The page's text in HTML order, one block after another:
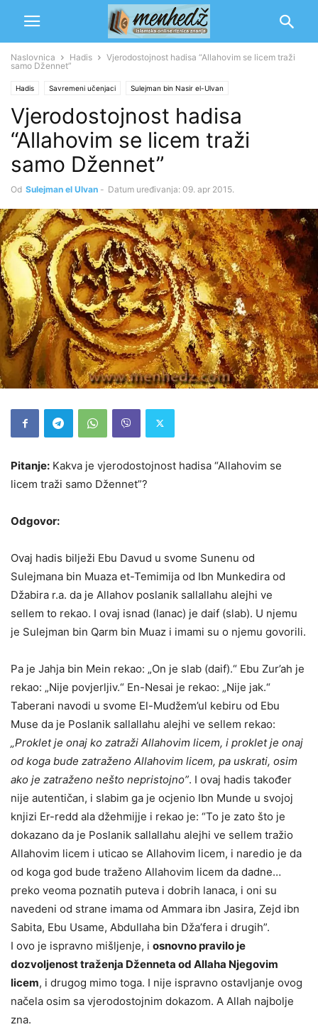
Naslovnica Hadis
Vjerodostojnost hadisa “Allahovim se licem traži
samo Džennet”
Hadis Savremeni učenjaci Sulejman bin Nasir el-Ulvan
Vjerodostojnost hadisa
“Allahovim se licem traži
samo Džennet”
Od Sulejman el Ulvan - Datum uređivanja: 09. apr 2015.
Pitanje: Kakva je vjerodostojnost hadisa “Allahovim se
licem traži samo Džennet”?
Odgovor:
Ovaj hadis bilježi Ebu Davud u svome Sunenu od
Sulejmana bin Muaza et-Temimija od Ibn Munkedira od
Džabira r.a. da je Allahov poslanik sallallahu alejhi ve
sellem to rekao. I ovaj isnad (lanac) je daif (slab). U njemu
je Sulejman bin Qarm bin Muaz i imami su o njemu govorili.
Pa je Jahja bin Mein rekao: „On je slab (daif).“ Ebu Zur’ah je
rekao: „Nije povjerljiv.“ En-Nesai je rekao: „Nije jak.“
Taberani navodi u svome El-Mudžem’ul kebiru od Ebu
Muse da je Poslanik sallallahu alejhi ve sellem rekao:
„Proklet je onaj ko zatraži Allahovim licem, i proklet je onaj
od koga bude zatraženo Allahovim licem, pa uskrati, osim
ako je zatraženo nešto nepristojno”. I ovaj hadis također
nije autentičan, i slabim ga je ocjenio Ibn Munde u svojoj
knjizi Er-redd ala džehmijje i rekao je: “To je zato što je
dokazano da je Poslanik sallallahu alejhi ve sellem tražio
Allahovim licem i uticao se Allahovim licem, i naredio je da
od koga god bude traženo Allahovim licem da dadne…
preko veoma poznatih puteva i dobrih lanaca, i oni su
navedeni od strane imama od Ammara ibn Jasira, Zejd ibn
Sabita, Ebu Usame, Abdullaha bin Dža’fera i drugih”.
I ovo je ispravno mišljenje, i osnovno pravilo je
dozvoljenost traženja Dženneta od Allaha Njegovim
licem, i drugog mimo toga. I nije ispravno ostavljanje ovog
načela osim sa vjerodostojnim dokazom. A Allah najbolje
zna.